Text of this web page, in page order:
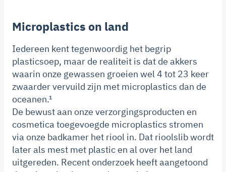
Microplastics on land
Iedereen kent tegenwoordig het begrip
plasticsoep, maar de realiteit is dat de akkers
waarin onze gewassen groeien wel 4 tot 23 keer
zwaarder vervuild zijn met microplastics dan de
oceanen.¹
De bewust aan onze verzorgingsproducten en
cosmetica toegevoegde microplastics stromen
via onze badkamer het riool in. Dat rioolslib wordt
later als mest met plastic en al over het land
uitgereden. Recent onderzoek heeft aangetoond